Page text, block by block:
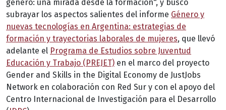
género: una mirada desde la formación", y buscó
subrayar los aspectos salientes del informe Género y
nuevas tecnologías en Argentina: estrategias de
formación y trayectorias laborales de mujeres, que llevó
adelante el Programa de Estudios sobre Juventud
Educación y Trabajo (PREJET) en el marco del proyecto
Gender and Skills in the Digital Economy de JustJobs
Network en colaboración con Red Sur y con el apoyo del
Centro Internacional de Investigación para el Desarrollo